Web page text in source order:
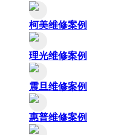
柯美维修案例
理光维修案例
震旦维修案例
惠普维修案例